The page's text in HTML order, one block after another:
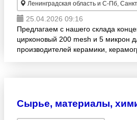
Ленинградская область и С-Пб, Санкт-
25.04.2026 09:16
Предлагаем с нашего склада
цирконовый 200 mesh и 5 микрон
производителей керамики,